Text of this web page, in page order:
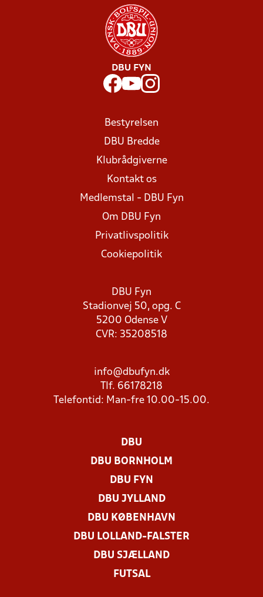
DBU FYN
Bestyrelsen
DBU Bredde
Klubrådgiverne
Kontakt os
Medlemstal - DBU Fyn
Om DBU Fyn
Privatlivspolitik
Cookiepolitik
DBU Fyn
Stadionvej 50, opg. C
5200 Odense V
CVR: 35208518
info@dbufyn.dk
Tlf. 66178218
Telefontid: Man-fre 10.00-15.00.
DBU
DBU BORNHOLM
DBU FYN
DBU JYLLAND
DBU KØBENHAVN
DBU LOLLAND-FALSTER
DBU SJÆLLAND
FUTSAL